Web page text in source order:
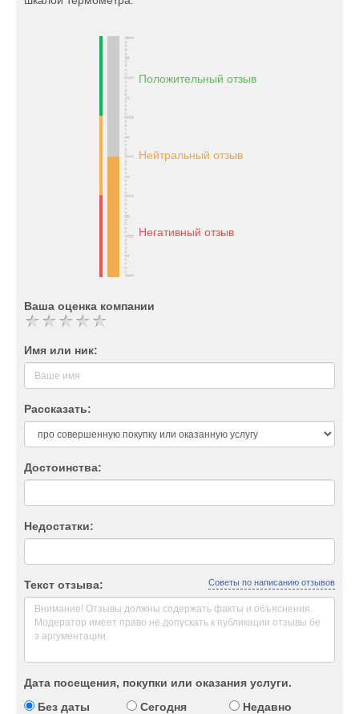
Положительный отзыв
Нейтральный отзыв
Негативный отзыв
Ваша оценка компании
Имя или ник:
Рассказать:
Достоинства:
Недостатки:
Текст отзыва: Советы по написанию отзывов
Дата посещения, покупки или оказания услуги.
Без даты
Сегодня
Недавно